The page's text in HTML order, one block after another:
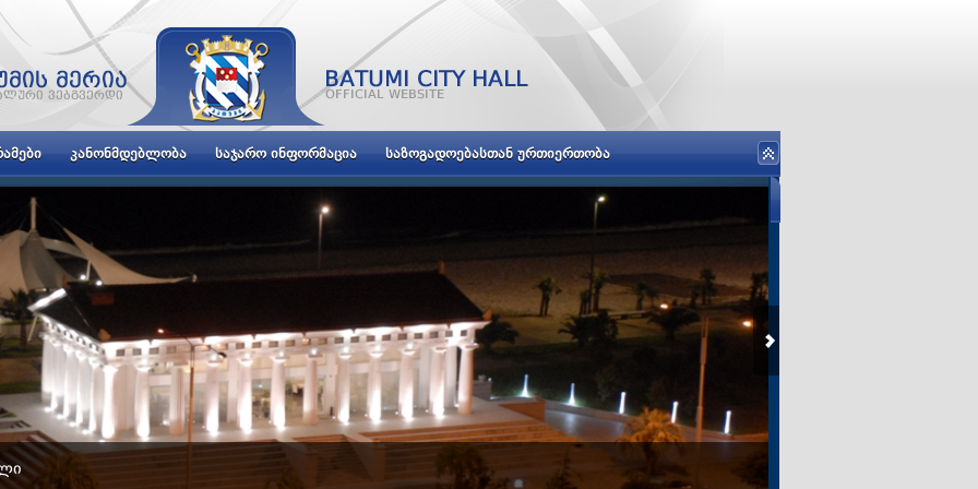
ᲙᲐᲜᲝᲜᲛᲓᲔᲑᲚᲝᲑᲐ ᲡᲐᲯᲐᲠᲝ ᲘᲜᲤᲝᲠᲛᲐᲪᲘᲐ ᲡᲐᲖᲝᲒᲐᲓᲝᲔᲑᲐᲡᲗᲐᲜ ᲣᲠᲗᲘᲔᲠᲗᲝᲑᲐ